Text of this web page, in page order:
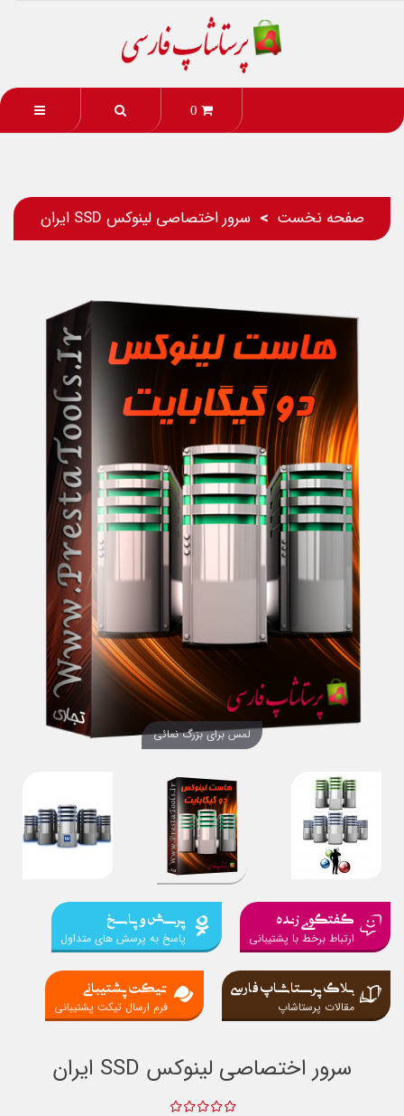
0
صفحه نخست سرور اختصاصی لینوکس SSD ایران
لمس برای بزرگ نمائی
گفتگوی زنده
ارتباط برخط با پشتیبانی
پرسش و پاسخ
پاسخ به پرسش های متداول
بلاگ پرستاشاپ فارسی
مقالات پرستاشاپ
تیکت پشتیبانی
فرم ارسال تیکت پشتیبانی
سرور اختصاصی لینوکس SSD ایران